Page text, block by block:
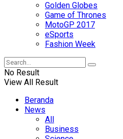
Golden Globes
Game of Thrones
MotoGP 2017
eSports
Fashion Week
No Result
View All Result
Beranda
News
All
Business